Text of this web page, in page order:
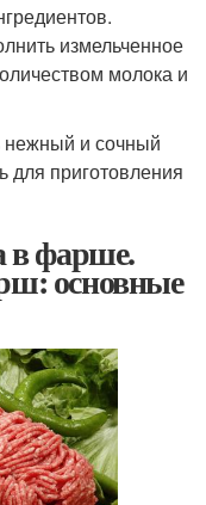
измельченное
молока и
нежный и сочный
приготовления
в фарше.
основные